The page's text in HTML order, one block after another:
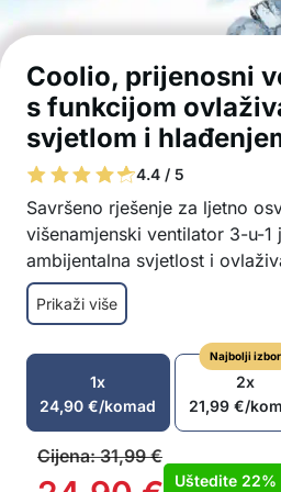
Coolio, prijenosni
s funkcijom
svjetlom i
4.4 / 5
Savršeno rješenje za ljetno
višenamjenski ventilator 3-u-1
ambijentalna svjetlost i
pružajući vam osvježavajuću
hlađenje. Idealno je za
na kampiranju ili dok spavate
dodavanja leda za još svježiji
3u1 funkcionalnost:
svjetlost i ovlaživač u
Tri brzine ventilatora i tri
prilagodbu vašim željama
Prikaži više
1x
24,90€/komad
Najbolji izbor
2x
21,99€/
Cijena:31,99€
Uštedite 22%